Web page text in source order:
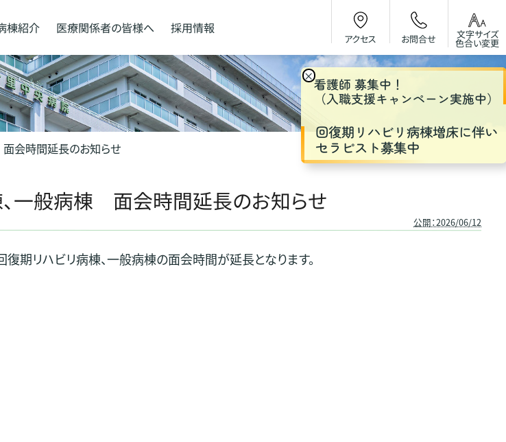
棟紹介 医療関係者の皆様へ 採用情報
アクセス お問合せ 文字サイズ
色合い変更
会時間延長のお知らせ
、一般病棟 面会時間延長のお知らせ
公開：2026/06/12
回復期リハビリ病棟、一般病棟の面会時間が延長となります。
×看護師 募集中！
（入職支援キャンペーン実施中）
回復期リハビリ病棟増床に伴い
セラピスト募集中